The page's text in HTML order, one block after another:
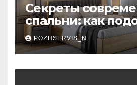
Секреты
спальни: как
мебель, которая
пространство
POZHSERVIS_N